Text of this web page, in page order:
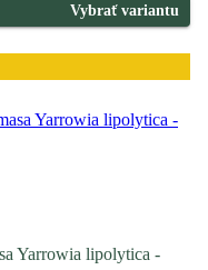
Vybrať variantu
Yarrowia lipolytica -